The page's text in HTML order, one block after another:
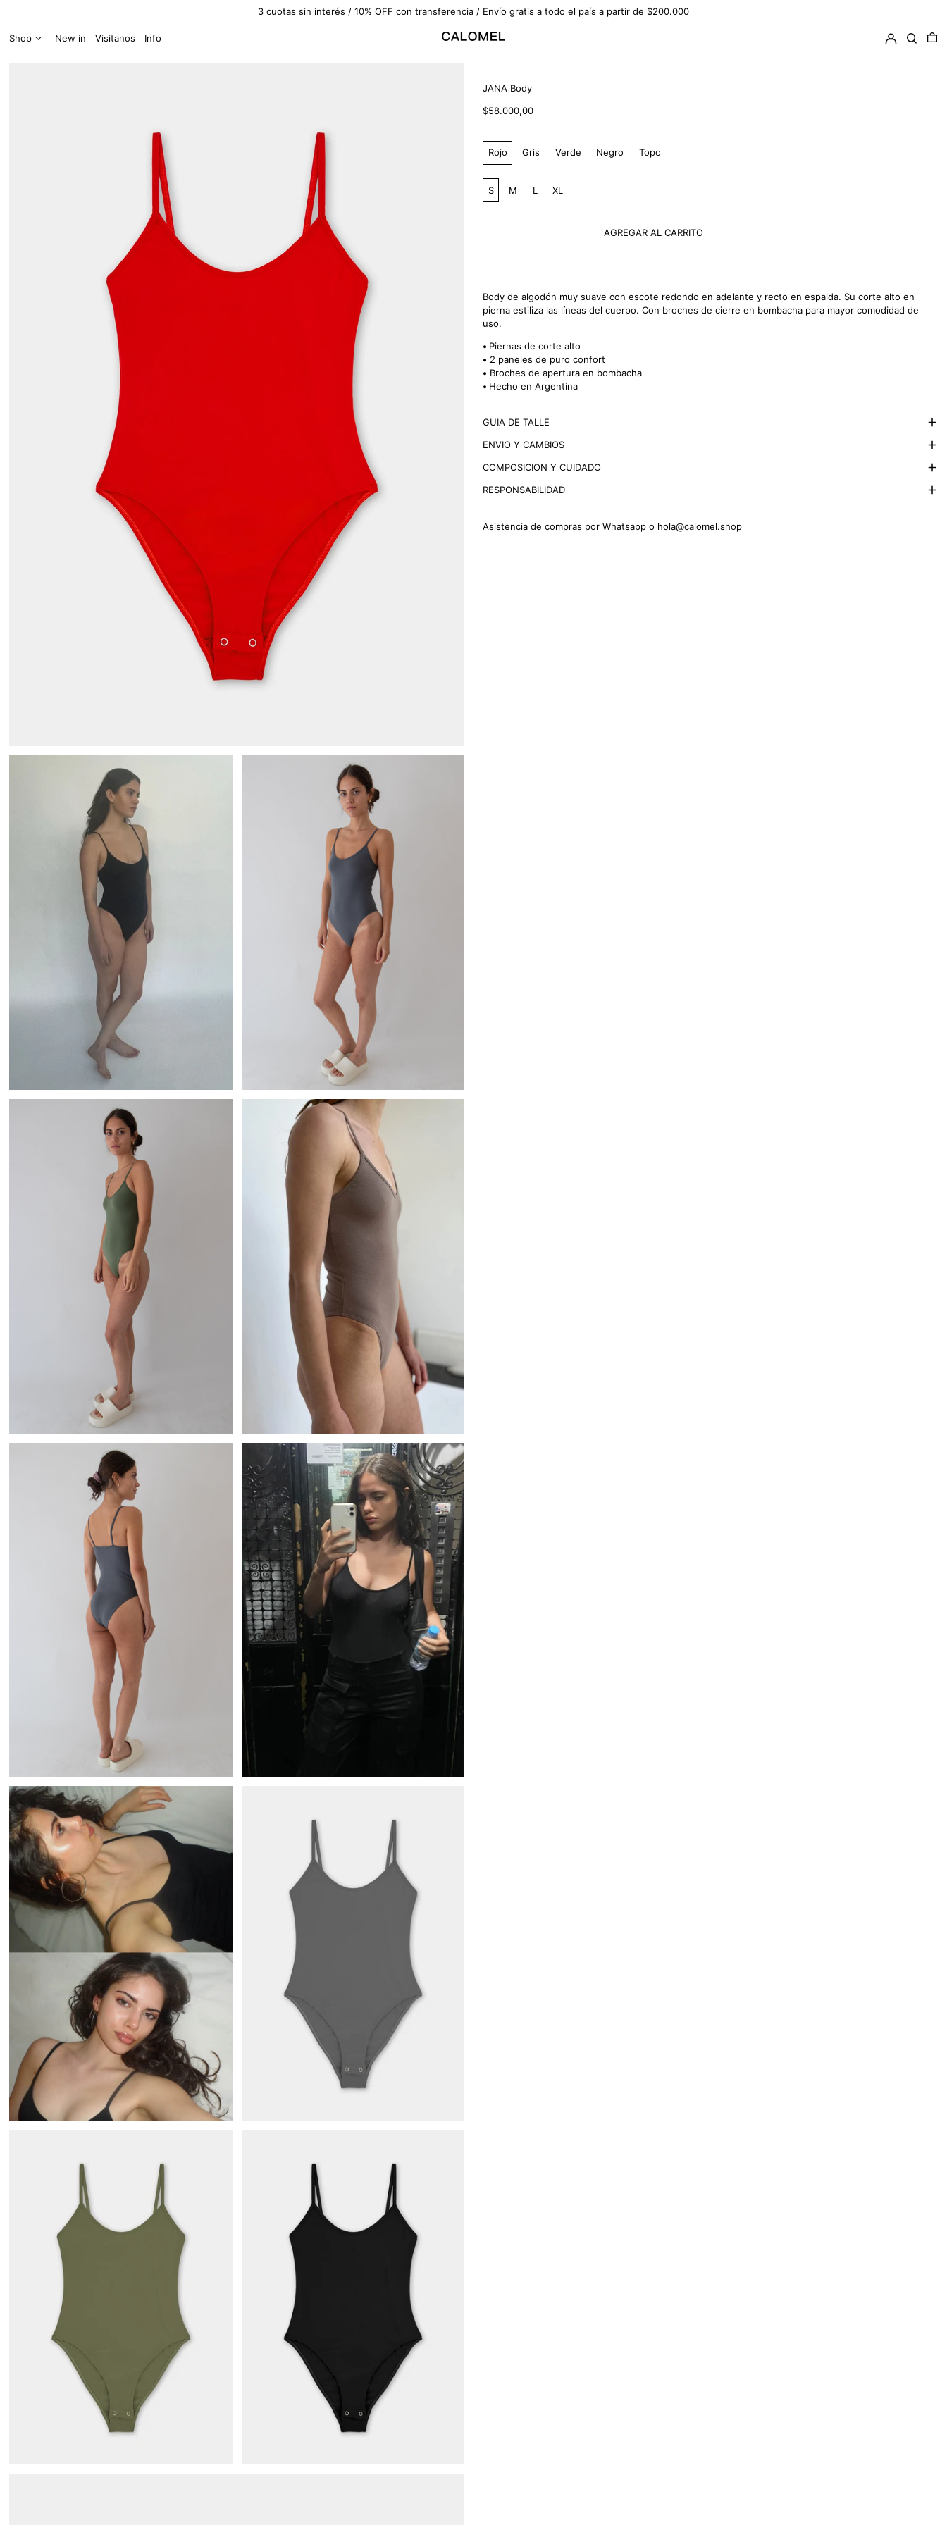
3 cuotas sin interés / 10% OFF con transferencia / Envío gratis a todo el país a partir de $200.000
Shop New in Visitanos Info IngresarBuscar
JANA Body
Precio
$58.000,00
Color:
Rojo
Gris Verde Negro Topo
Talle:
S
M L XL
AGREGAR AL CARRITO
Body de algodón muy suave con escote redondo en adelante y recto en espalda. Su corte alto en
pierna estiliza las líneas del cuerpo. Con broches de cierre en bombacha para mayor comodidad de
uso.
• Piernas de corte alto
• 2 paneles de puro confort
• Broches de apertura en bombacha
• Hecho en Argentina
GUIA DE TALLE
ENVIO Y CAMBIOS
COMPOSICION Y CUIDADO
RESPONSABILIDAD
Asistencia de compras por Whatsapp o hola@calomel.shop